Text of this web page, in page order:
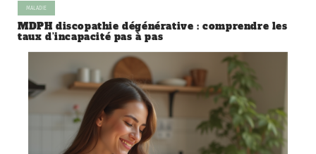
MALADIE
MDPH discopathie dégénérative : comprendre les
taux d’incapacité pas à pas